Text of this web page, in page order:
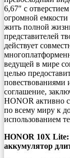
6,67″ с
огромной емкости
жить полной
представителей
действует
ведущей в мире
целью
повествованиями
соглашение,
HONOR активно
по всему миру к
использованием
HONOR 10X
аккумулятор